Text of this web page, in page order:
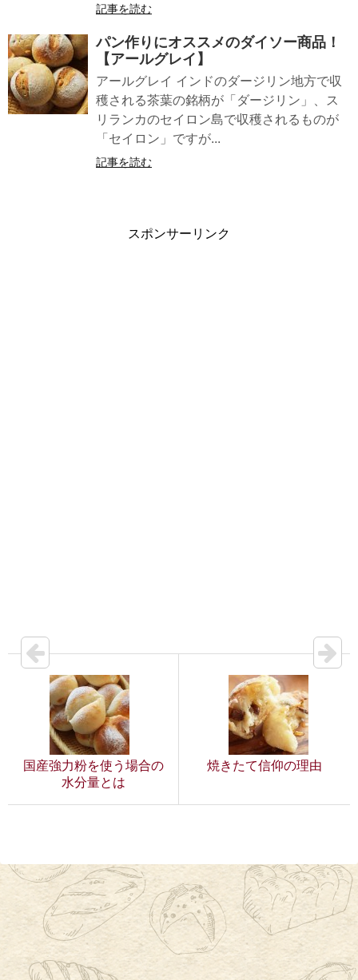
記事を読む
パン作りにオススメのダイソー商品！
【アールグレイ】
アールグレイ インドのダージリン地方で収
穫される茶葉の銘柄が「ダージリン」、ス
リランカのセイロン島で収穫されるものが
「セイロン」ですが...
記事を読む
スポンサーリンク
国産強力粉を使う場合の
水分量とは
焼きたて信仰の理由